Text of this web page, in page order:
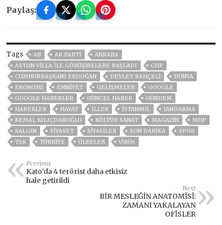
Paylaş:
Tags AB AK PARTİ
ANKARA
ASTON VILLA ILE GÖRÜŞMELERE BAŞLADI
CHP
CUMHURBAŞKANI ERDOĞAN
DEVLET BAHÇELİ
DÜNYA
EKONOMİ
EMNİYET GELIŞMELER
GOOGLE
GOOGLE HABERLER
GÜNCEL HABER
GÜNDEM
HABERLER
HAYAT İLLER ISTANBUL
JANDARMA
KEMAL KILIÇDAROĞLU
KÜLTÜR SANAT MAGAZİN
MHP
SALGIN
SİYASET SİYASİLER SON DAKIKA
SPOR
TSK
TÜRKİYE ÜLKELER VIRÜS
Previous
Kato’da 4 terörist daha etkisiz
hale getirildi
Next
BİR MESLEĞİN ANATOMİSİ:
ZAMANI YAKALAYAN
OFİSLER